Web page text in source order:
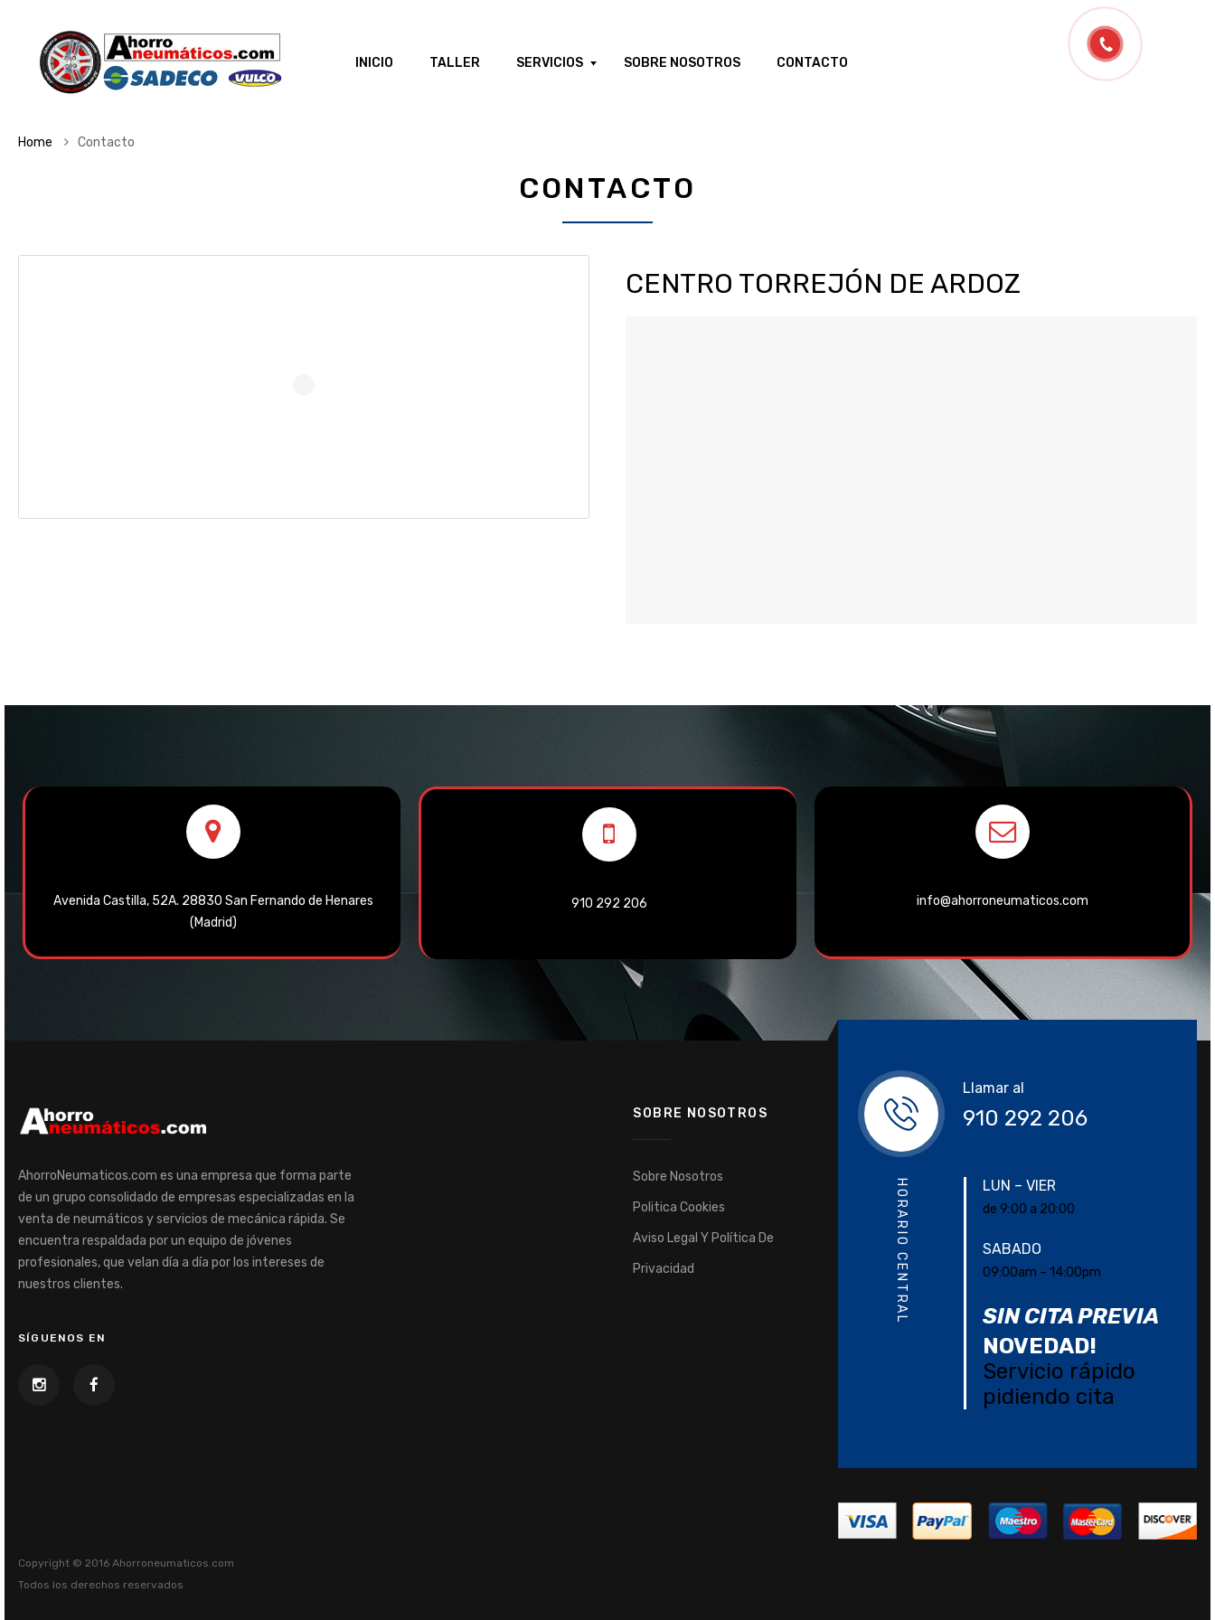
INICIO TALLER SERVICIOS SOBRE NOSOTROS CONTACTO
Home Contacto
CONTACTO
CENTRO TORREJÓN DE ARDOZ
Avenida Castilla, 52A. 28830 San Fernando de Henares
(Madrid)
910 292 206 info@ahorroneumaticos.com
AhorroNeumaticos.com es una empresa que forma parte
de un grupo consolidado de empresas especializadas en la
venta de neumáticos y servicios de mecánica rápida. Se
encuentra respaldada por un equipo de jóvenes
profesionales, que velan día a día por los intereses de
nuestros clientes.
SÍGUENOS EN
SOBRE NOSOTROS
Sobre Nosotros
Politica Cookies
Aviso Legal Y Política De
Privacidad
Llamar al
910 292 206
HORARIO CENTRAL LUN – VIER
de 9:00 a 20:00
SABADO
09:00am – 14:00pm
SIN CITA PREVIA
NOVEDAD!
Servicio rápido
pidiendo cita
Copyright © 2016 Ahorroneumaticos.com
Todos los derechos reservados